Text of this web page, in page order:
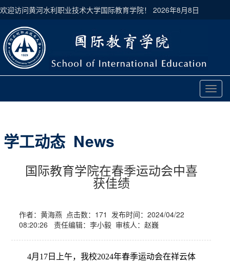
欢迎访问黄河水利职业技术大学国际教育学院！ 2026年8月8日
切
换
学工动态 News
国际教育学院在春季运动会中喜
获佳绩
作者：黄海燕 点击数： 171 发布时间：2024/04/22
08:20:26 责任编辑：李小毅 审核人：赵巍
4月17日上午，我校2024年春季运动会在祥云体